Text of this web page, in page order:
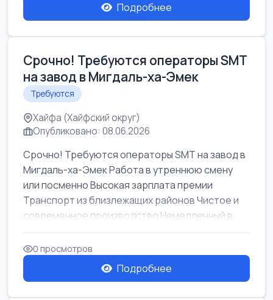
Подробнее
Срочно! Требуются операторы SMT
на завод в Мигдаль-ха-Эмек
Требуются
Хайфа (Хайфский округ)
Опубликовано: 08.06.2026
Срочно! Требуются операторы SMT на завод в
Мигдаль-ха-Эмек Работа в утреннюю смену
или посменно Высокая зарплата премии
Транспорт из близлежащих районов Чистое и
современное производство Немедленный в...
0 просмотров
Подробнее